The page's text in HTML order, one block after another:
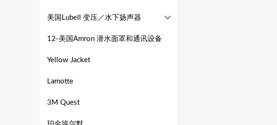
美国Lubell 变压／水下扬声器
12-美国Amron 潜水面罩和通讯设备
Yellow Jacket
Lamotte
3M Quest
珀金埃尔默